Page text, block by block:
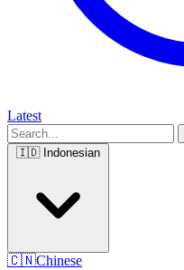
Latest
🇮🇩 Indonesian
🇨🇳Chinese